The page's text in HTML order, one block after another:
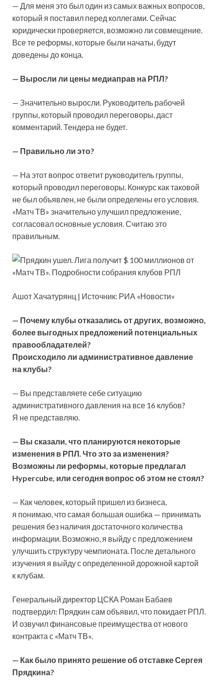
— Для меня это был один из самых важных вопросов,
который я поставил перед коллегами. Сейчас
юридически проверяется, возможно ли совмещение.
Все те реформы, которые были начаты, будут
доведены до конца.
— Выросли ли цены медиаправ на РПЛ?
— Значительно выросли. Руководитель рабочей
группы, который проводил переговоры, даст
комментарий. Тендера не будет.
— Правильно ли это?
— На этот вопрос ответит руководитель группы,
который проводил переговоры. Конкурс как таковой
не был объявлен, не были определены его условия.
«Матч ТВ» значительно улучшил предложение,
согласовал основные условия. Считаю это
правильным.
Ашот Хачатурянц | Источник: РИА «Новости»
— Почему клубы отказались от других, возможно,
более выгодных предложений потенциальных
правообладателей?
Происходило ли административное давление
на клубы?
— Вы представляете себе ситуацию
административного давления на все 16 клубов?
Я не представляю.
— Вы сказали, что планируются некоторые
изменения в РПЛ. Что это за изменения?
Возможны ли реформы, которые предлагал
Hypercube, или сегодня вопрос об этом не стоял?
— Как человек, который пришел из бизнеса,
я понимаю, что самая большая ошибка — принимать
решения без наличия достаточного количества
информации. Возможно, я выйду с предложением
улучшить структуру чемпионата. После детального
изучения я выйду с определенной дорожной картой
к клубам.
Генеральный директор ЦСКА Роман Бабаев
подтвердил: Прядкин сам объявил, что покидает РПЛ.
И озвучил финансовые преимущества от нового
контракта с «Матч ТВ».
— Как было принято решение об отставке Сергея
Прядкина?